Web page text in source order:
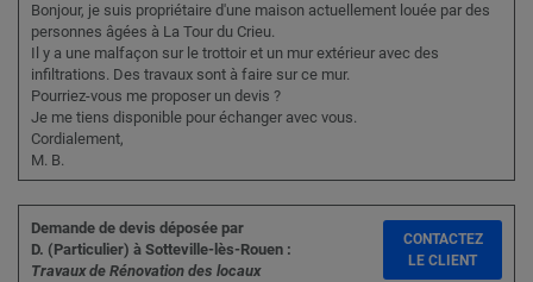
Bonjour, je suis propriétaire d'une maison actuellement louée par des
personnes âgées à La Tour du Crieu.
Il y a une malfaçon sur le trottoir et un mur extérieur avec des
infiltrations. Des travaux sont à faire sur ce mur.
Pourriez-vous me proposer un devis ?
Je me tiens disponible pour échanger avec vous.
Cordialement,
M. B.
Demande de devis déposée par
D. (Particulier) à Sotteville-lès-Rouen :
Travaux de Rénovation des locaux
CONTACTEZ
LE CLIENT